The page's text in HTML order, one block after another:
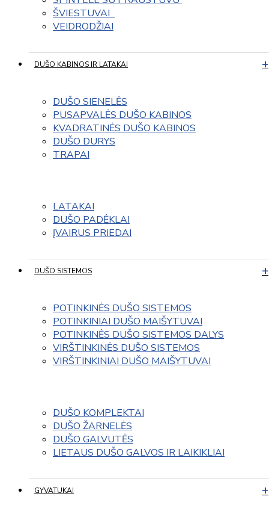
ŠVIESTUVAI
VEIDRODŽIAI
DUŠO KABINOS IR LATAKAI
DUŠO SIENELĖS
PUSAPVALĖS DUŠO KABINOS
KVADRATINĖS DUŠO KABINOS
DUŠO DURYS
TRAPAI
LATAKAI
DUŠO PADĖKLAI
ĮVAIRUS PRIEDAI
DUŠO SISTEMOS
POTINKINĖS DUŠO SISTEMOS
POTINKINIAI DUŠO MAIŠYTUVAI
POTINKINĖS DUŠO SISTEMOS DALYS
VIRŠTINKINĖS DUŠO SISTEMOS
VIRŠTINKINIAI DUŠO MAIŠYTUVAI
DUŠO KOMPLEKTAI
DUŠO ŽARNELĖS
DUŠO GALVUTĖS
LIETAUS DUŠO GALVOS IR LAIKIKLIAI
GYVATUKAI